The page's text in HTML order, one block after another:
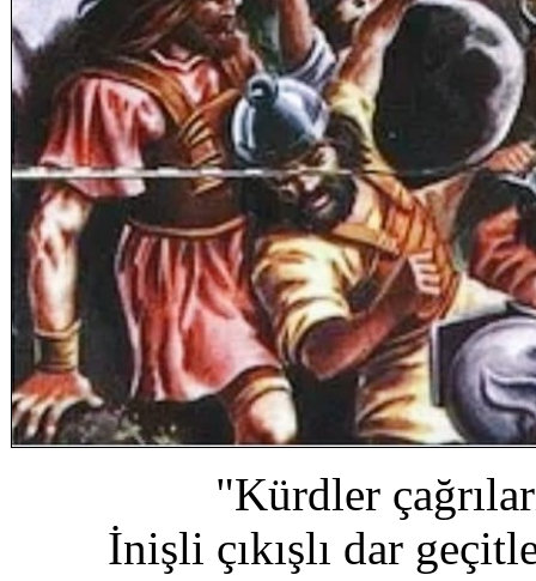
"Kürdler
İnişli çıkışlı dar